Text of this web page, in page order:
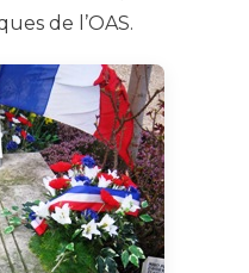
de l’OAS.